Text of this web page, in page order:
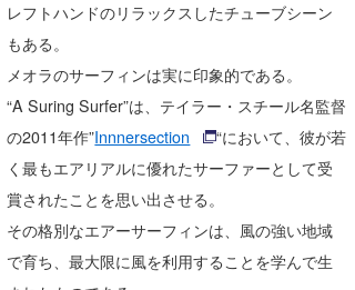
レフトハンドのリラックスしたチューブシーン
もある。
メオラのサーフィンは実に印象的である。
“A Suring Surfer”は、テイラー・スチール名監督
の2011年作”Innnersection
“において、彼が若
く最もエアリアルに優れたサーファーとして受
賞されたことを思い出させる。
その格別なエアーサーフィンは、風の強い地域
で育ち、最大限に風を利用することを学んで生
KY
MIN
mitz
OYZ
S.K
Soulman